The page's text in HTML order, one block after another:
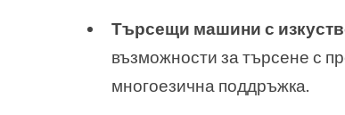
Търсещи машини с
възможности за търсене с
многоезична поддръжка.